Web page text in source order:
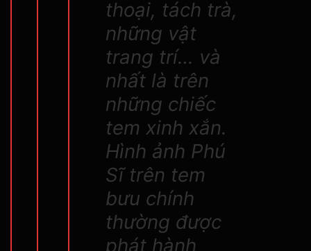
thoại, tách trà,
những vật
trang trí… và
nhất là trên
những chiếc
tem xinh xắn.
Hình ảnh Phú
Sĩ trên tem
bưu chính
thường được
phát hành